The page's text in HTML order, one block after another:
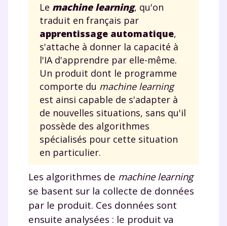
Le machine learning, qu'on
traduit en français par
apprentissage automatique,
s'attache à donner la capacité à
l'IA d'apprendre par elle-même.
Un produit dont le programme
comporte du machine learning
est ainsi capable de s'adapter à
de nouvelles situations, sans qu'il
possède des algorithmes
spécialisés pour cette situation
en particulier.
Les algorithmes de machine learning
se basent sur la collecte de données
par le produit. Ces données sont
ensuite analysées : le produit va